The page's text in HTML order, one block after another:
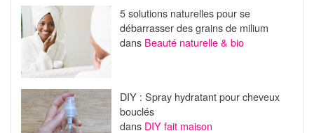
5 solutions naturelles pour se
débarrasser des grains de milium
dans Beauté naturelle & bio
DIY : Spray hydratant pour cheveux
bouclés
dans DIY fait maison